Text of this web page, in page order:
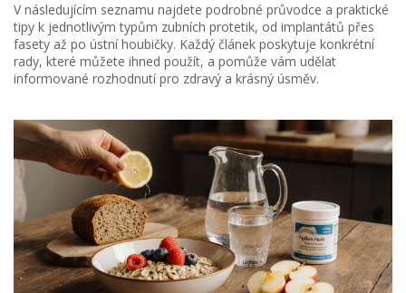
V následujícím seznamu najdete podrobné průvodce a praktické
tipy k jednotlivým typům zubních protetik, od implantátů přes
fasety až po ústní houbičky. Každý článek poskytuje konkrétní
rady, které můžete ihned použít, a pomůže vám udělat
informované rozhodnutí pro zdravý a krásný úsměv.